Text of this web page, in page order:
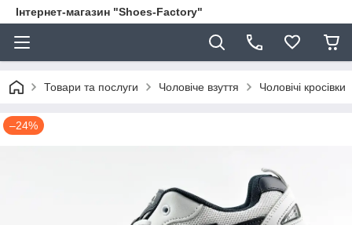
Інтернет-магазин "Shoes-Factory"
Товари та послуги Чоловіче взуття Чоловічі кросівки
–24%